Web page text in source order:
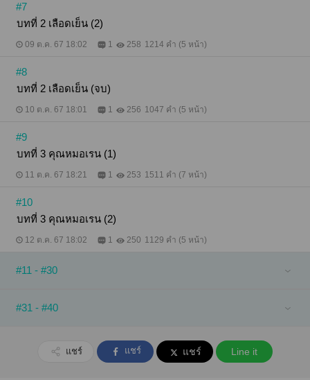
#7
บทที่ 2 เลือดเย็น (2)
09 ต.ค. 67 18:02 1 258 1214 คำ (5 หน้า)
#8
บทที่ 2 เลือดเย็น (จบ)
10 ต.ค. 67 18:01 1 256 1047 คำ (5 หน้า)
#9
บทที่ 3 คุณหมอเรน (1)
11 ต.ค. 67 18:21 1 253 1511 คำ (7 หน้า)
#10
บทที่ 3 คุณหมอเรน (2)
12 ต.ค. 67 18:02 1 250 1129 คำ (5 หน้า)
#11 - #30
#31 - #40
แชร์ แชร์ แชร์ Line it